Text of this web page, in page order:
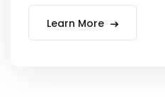
Learn More